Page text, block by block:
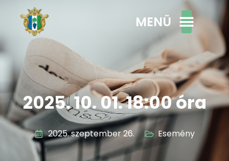
MENÜ
2025. 10. 01. 18:00 óra
2025. szeptember 26. Esemény